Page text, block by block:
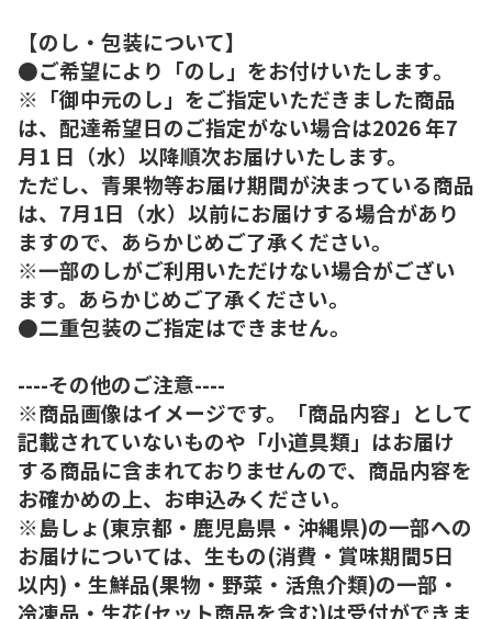
【のし・包装について】
●ご希望により「のし」をお付けいたします。
※「御中元のし」をご指定いただきました商品
は、配達希望日のご指定がない場合は2026 年7
月1 日（水）以降順次お届けいたします。
ただし、青果物等お届け期間が決まっている商品
は、7月1日（水）以前にお届けする場合があり
ますので、あらかじめご了承ください。
※一部のしがご利用いただけない場合がござい
ます。あらかじめご了承ください。
●二重包装のご指定はできません。
----その他のご注意----
※商品画像はイメージです。「商品内容」として
記載されていないものや「小道具類」はお届け
する商品に含まれておりませんので、商品内容を
お確かめの上、お申込みください。
※島しょ(東京都・鹿児島県・沖縄県)の一部への
お届けについては、生もの(消費・賞味期間5日
以内)・生鮮品(果物・野菜・活魚介類)の一部・
冷凍品・生花(セット商品を含む)は受付ができま